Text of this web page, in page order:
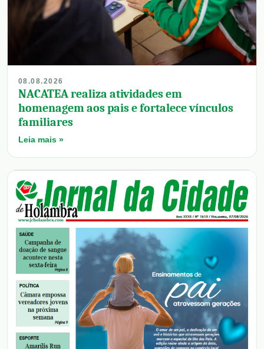
08.08.2026
NACATEA realiza atividades em
homenagem aos pais e fortalece vínculos
familiares
Leia mais »